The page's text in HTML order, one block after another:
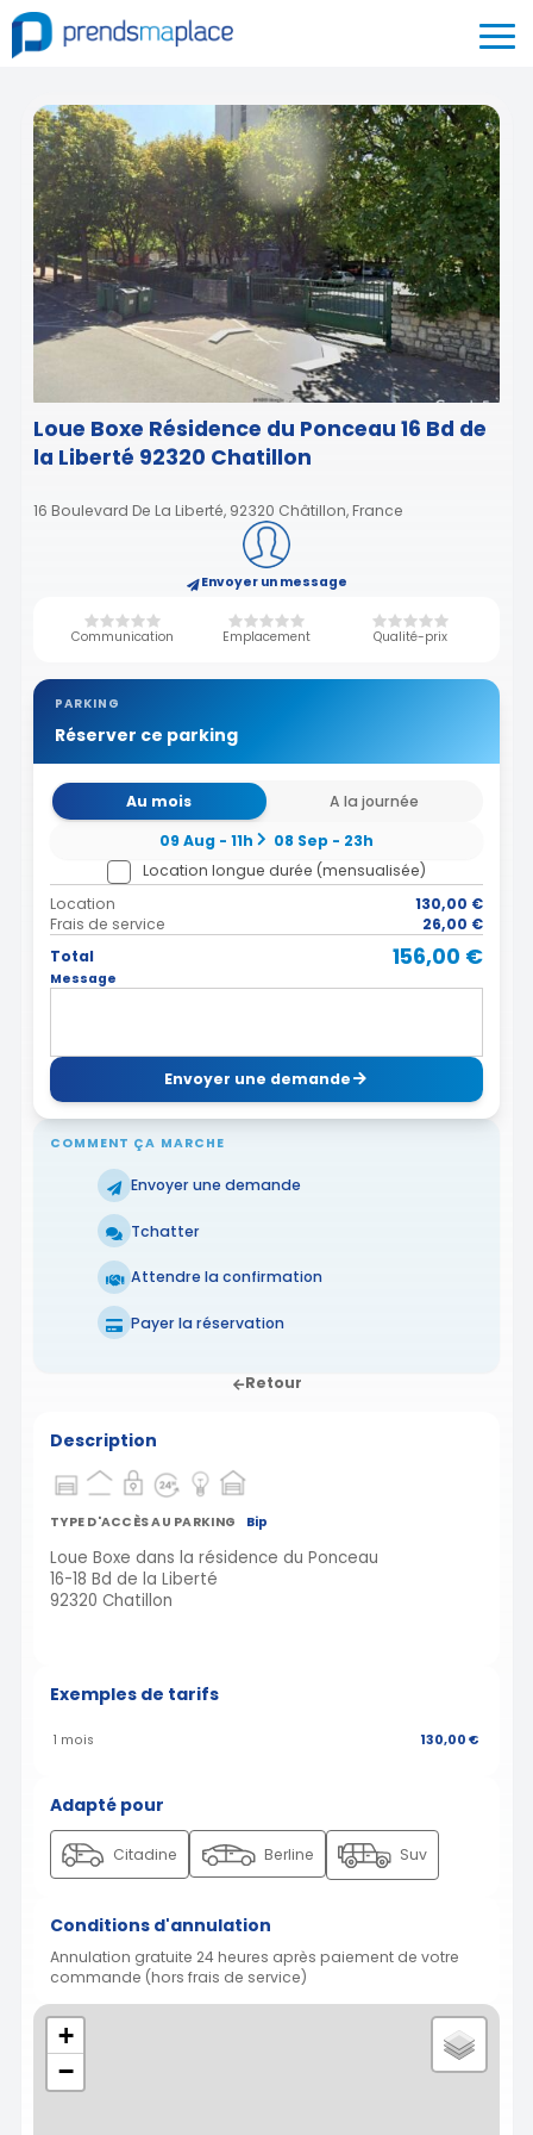
Loue Boxe Résidence du Ponceau 16 Bd de
la Liberté 92320 Chatillon
16 Boulevard De La Liberté, 92320 Châtillon, France
Envoyer un message
Communication Emplacement Qualité-prix
PARKING
Réserver ce parking
Au mois
A la journée
09 Aug - 11h
08 Sep - 23h
Location longue durée (mensualisée)
Location
130,00 €
Frais de service
26,00 €
Total
156,00 €
Message
Envoyer une demande
COMMENT ÇA MARCHE
Envoyer une demande
Tchatter
Attendre la confirmation
Payer la réservation
Retour
Description
TYPE D'ACCÈS AU PARKING Bip
Loue Boxe dans la résidence du Ponceau
16-18 Bd de la Liberté
92320 Chatillon
Exemples de tarifs
1 mois 130,00 €
Adapté pour
Citadine Berline Suv
Conditions d'annulation
Annulation gratuite 24 heures après paiement de votre
commande (hors frais de service)
+
−